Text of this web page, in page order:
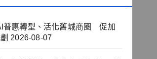
普惠轉型、活化舊城商圈 促加
2026-08-07